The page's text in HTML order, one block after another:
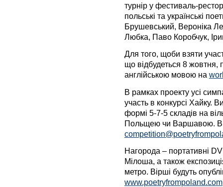
турнір у фестиваль-
польські та українські
Брушевський, Вероніка
Любка, Паво Коробчук,
Для того, щоби взяти
що відбудеться 8 жовтня,
англійською мовою на
В рамках проекту усі
участь в конкурсі Хайку.
формі 5-7-5 складів на
Польщею чи Варшавою.
Нагорода – портативні
Мілоша, а також
метро. Вірші будуть
www.poetryfrompoland.com